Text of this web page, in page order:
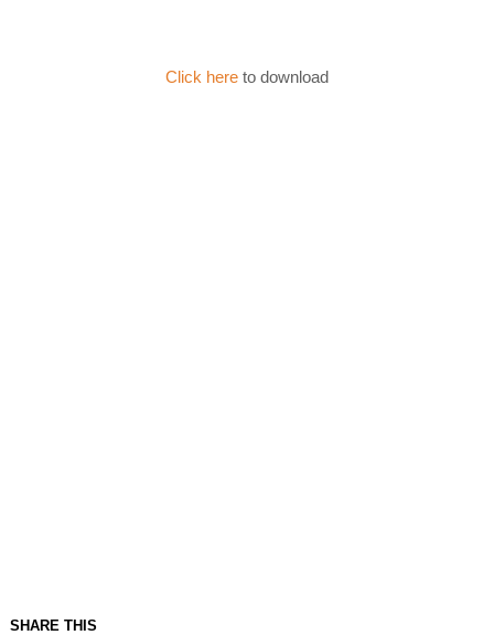
Click hereto download
SHARE THIS